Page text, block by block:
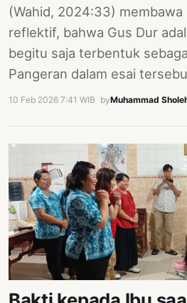
(Wahid, 2024:33) membawa
reflektif, bahwa Gus Dur
begitu saja terbentuk
Pangeran dalam esai
10 Feb 2026 7:41 WIB byMuhammad